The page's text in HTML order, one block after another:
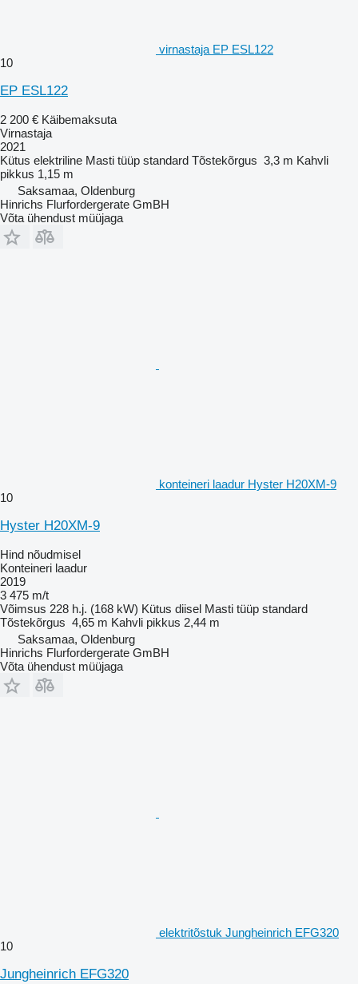
virnastaja EP ESL122
10
EP ESL122
2 200 € Käibemaksuta
Virnastaja
2021
Kütus elektriline Masti tüüp standard Tõstekõrgus 3,3 m Kahvli
pikkus 1,15 m
Saksamaa, Oldenburg
Hinrichs Flurfordergerate GmBH
Võta ühendust müüjaga
konteineri laadur Hyster H20XM-9
10
Hyster H20XM-9
Hind nõudmisel
Konteineri laadur
2019
3 475 m/t
Võimsus 228 h.j. (168 kW) Kütus diisel Masti tüüp standard
Tõstekõrgus 4,65 m Kahvli pikkus 2,44 m
Saksamaa, Oldenburg
Hinrichs Flurfordergerate GmBH
Võta ühendust müüjaga
elektritõstuk Jungheinrich EFG320
10
Jungheinrich EFG320